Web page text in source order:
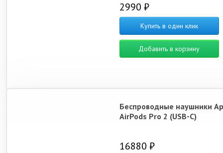
2990 ₽
Купить в один клик
Добавить в корзину
Беспроводные наушники
AirPods Pro 2 (USB-C)
16880 ₽